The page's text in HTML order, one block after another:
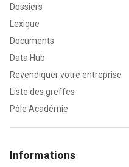
Dossiers
Lexique
Documents
Data Hub
Revendiquer votre entreprise
Liste des greffes
Pôle Académie
Informations